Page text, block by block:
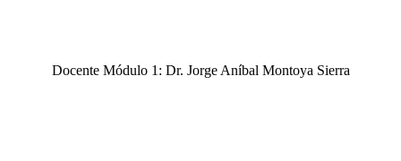
Docente Módulo 1: Dr. Jorge Aníbal Montoya Sierra